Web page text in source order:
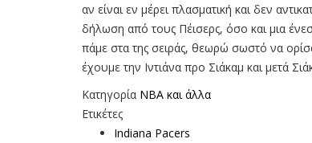
αν είναι εν μέρει πλασματική και δεν
δήλωση από τους Πέισερς, όσο και μια
πάμε στα της σειράς, θεωρώ σωστό να
έχουμε την Ιντιάνα προ Σιάκαμ και μετά
Κατηγορία NBA και άλλα
Ετικέτες
Indiana Pacers